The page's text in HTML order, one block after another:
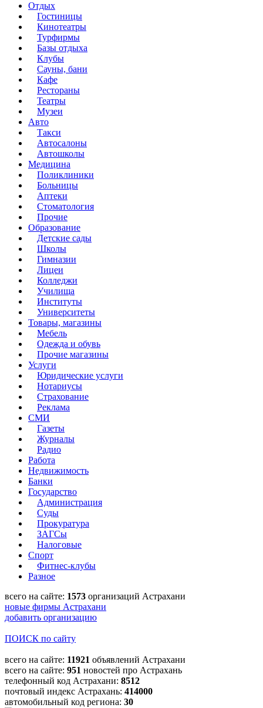
Отдых
Гостиницы
Кинотеатры
Турфирмы
Базы отдыха
Клубы
Сауны, бани
Кафе
Рестораны
Театры
Музеи
Авто
Такси
Автосалоны
Автошколы
Медицина
Поликлиники
Больницы
Аптеки
Стоматология
Прочие
Образование
Детские сады
Школы
Гимназии
Лицеи
Колледжи
Училища
Институты
Университеты
Товары, магазины
Мебель
Одежда и обувь
Прочие магазины
Услуги
Юридические услуги
Нотариусы
Страхование
Реклама
СМИ
Газеты
Журналы
Радио
Работа
Недвижимость
Банки
Государство
Администрация
Суды
Прокуратура
ЗАГСы
Налоговые
Спорт
Фитнес-клубы
Разное
всего на сайте: 1573 организаций Астрахани
новые фирмы Астрахани
добавить организацию
ПОИСК по сайту
всего на сайте: 11921 объявлений Астрахани
всего на сайте: 951 новостей про Астрахань
телефонный код Астрахани: 8512
почтовый индекс Астрахань: 414000
автомобильный код региона: 30